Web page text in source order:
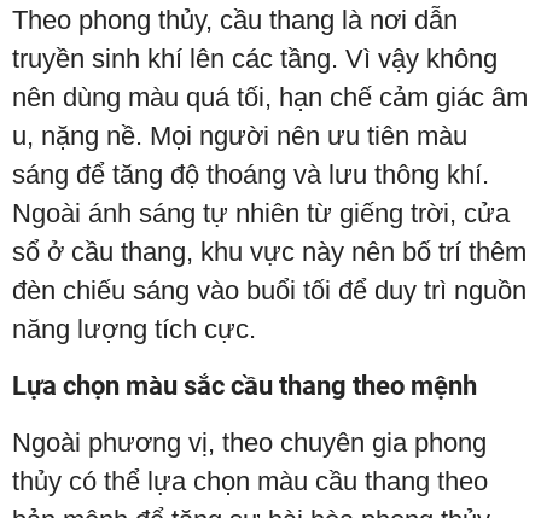
Theo phong thủy, cầu thang là nơi dẫn
truyền sinh khí lên các tầng. Vì vậy không
nên dùng màu quá tối, hạn chế cảm giác âm
u, nặng nề. Mọi người nên ưu tiên màu
sáng để tăng độ thoáng và lưu thông khí.
Ngoài ánh sáng tự nhiên từ giếng trời, cửa
sổ ở cầu thang, khu vực này nên bố trí thêm
đèn chiếu sáng vào buổi tối để duy trì nguồn
năng lượng tích cực.
Lựa chọn màu sắc cầu thang theo mệnh
Ngoài phương vị, theo chuyên gia phong
thủy có thể lựa chọn màu cầu thang theo